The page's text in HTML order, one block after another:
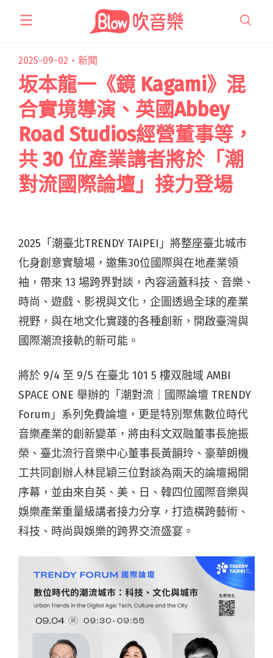
2025-09-02・ 新聞
坂本龍一《鏡 Kagami》混
合實境導演、英國Abbey
Road Studios經營董事等，
共 30 位產業講者將於「潮
對流國際論壇」接力登場
2025「潮臺北TRENDY TAIPEI」將整座臺北城市
化身創意實驗場，邀集30位國際與在地產業領
袖，帶來 13 場跨界對談，內容涵蓋科技、音樂、
時尚、遊戲、影視與文化，企圖透過全球的產業
視野，與在地文化實踐的各種創新，開啟臺灣與
國際潮流接軌的新可能。
將於 9/4 至 9/5 在臺北 101 5 樓双融域 AMBI
SPACE ONE 舉辦的「潮對流｜國際論壇 TRENDY
Forum」系列免費論壇，更是特別聚焦數位時代
音樂產業的創新變革 ，將由科文双融董事長施振
榮、臺北流行音樂中心董事長黃韻玲、豪華朗機
工共同創辦人林昆穎三位對談為兩天的論壇揭開
序幕，並由來自英、美、日、韓四位國際音樂與
娛樂產業重量級講者接力分享，打造橫跨藝術、
科技、時尚與娛樂的跨界交流盛宴。